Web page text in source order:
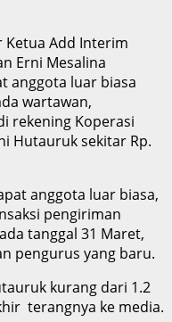
Add Interim
Erni Mesalina
anggota luar biasa
wartawan,
rekening Koperasi
Hutauruk sekitar Rp.
anggota luar biasa,
pengiriman
tanggal 31 Maret,
pengurus yang baru.
kurang dari 1.2
terangnya ke media.